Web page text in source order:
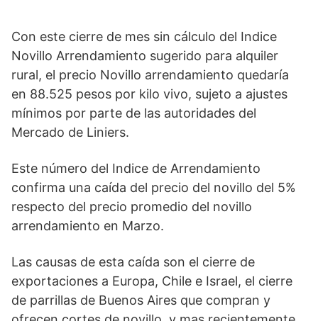
Con este cierre de mes sin cálculo del Indice
Novillo Arrendamiento sugerido para alquiler
rural, el precio Novillo arrendamiento quedaría
en 88.525 pesos por kilo vivo, sujeto a ajustes
mínimos por parte de las autoridades del
Mercado de Liniers.
Este número del Indice de Arrendamiento
confirma una caída del precio del novillo del 5%
respecto del precio promedio del novillo
arrendamiento en Marzo.
Las causas de esta caída son el cierre de
exportaciones a Europa, Chile e Israel, el cierre
de parrillas de Buenos Aires que compran y